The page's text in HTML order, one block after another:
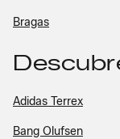
Bragas
Adidas Terrex
Bang Olufsen